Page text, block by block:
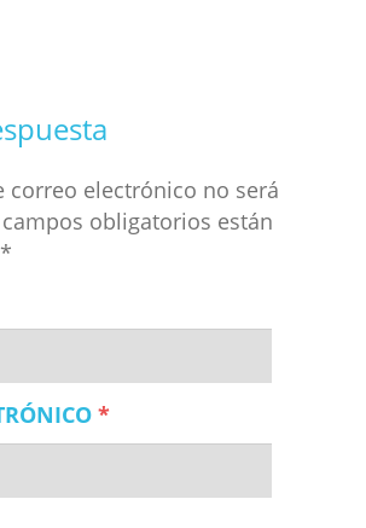
correo electrónico no será
campos obligatorios están
*
*